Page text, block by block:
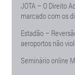
JOTA – O Direito
marcado com os
Estadão –
aeroportos não
Seminário online